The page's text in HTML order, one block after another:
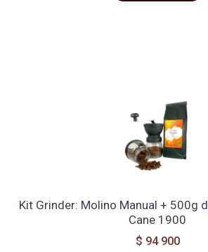
Kit Grinder: Molino Manual + 500g
Cane 1900
$ 94 900